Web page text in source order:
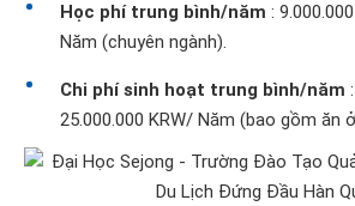
Học phí trung bình/năm :
Năm (chuyên ngành).
Chi phí sinh hoạt trung bình/năm
25.000.000 KRW/ Năm (bao gồm ăn